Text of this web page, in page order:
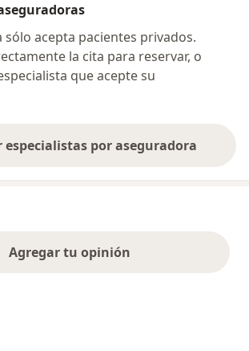
sólo acepta pacientes privados.
la cita para reservar, o
que acepte su
especialistas por aseguradora
Agregar tu opinión